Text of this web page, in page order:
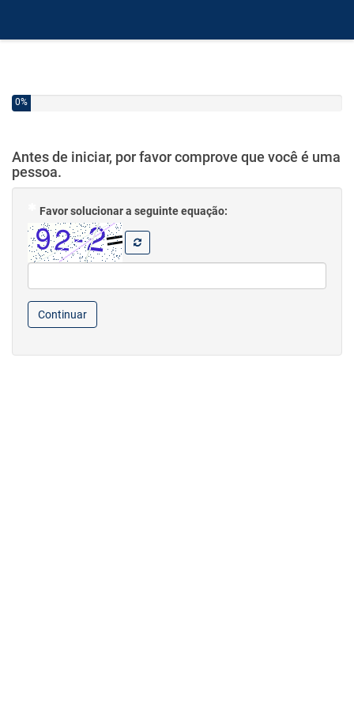
0%
Antes de iniciar, por favor comprove que você é uma
pessoa.
Favor solucionar a seguinte equação:( Mandatório )
Continuar